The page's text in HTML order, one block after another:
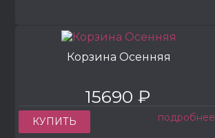
Корзина Осенняя
15690 ₽
КУПИТЬ подробнее